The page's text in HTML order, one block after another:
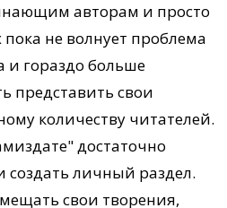
авторам и просто
не волнует проблема
и гораздо больше
представить свои
количеству читателей.
достаточно
создать личный раздел.
свои творения,